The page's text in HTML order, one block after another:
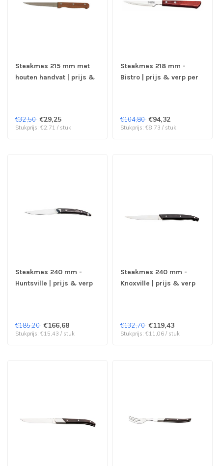
Steakmes 215 mm met
houten handvat | prijs &
€32,50 €29,25
Stukprijs: €2,71 / stuk
Steakmes 218 mm -
Bistro | prijs & verp per
€104,80 €94,32
Stukprijs: €8,73 / stuk
Steakmes 240 mm -
Huntsville | prijs & verp
€185,20 €166,68
Stukprijs: €15,43 / stuk
Steakmes 240 mm -
Knoxville | prijs & verp
€132,70 €119,43
Stukprijs: €11,06 / stuk